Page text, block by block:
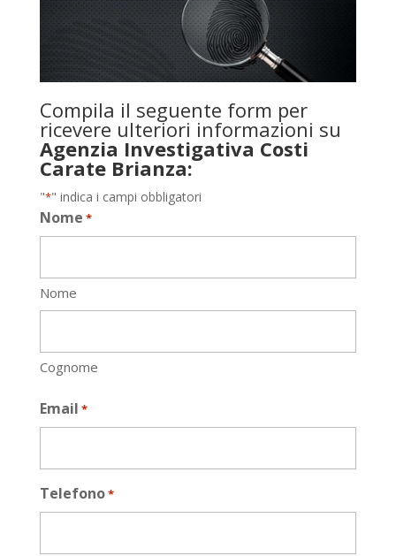
Compila il seguente form per
ricevere ulteriori informazioni su
Agenzia Investigativa Costi
Carate Brianza:
"*" indica i campi obbligatori
Nome *
Nome
Cognome
Email *
Telefono*